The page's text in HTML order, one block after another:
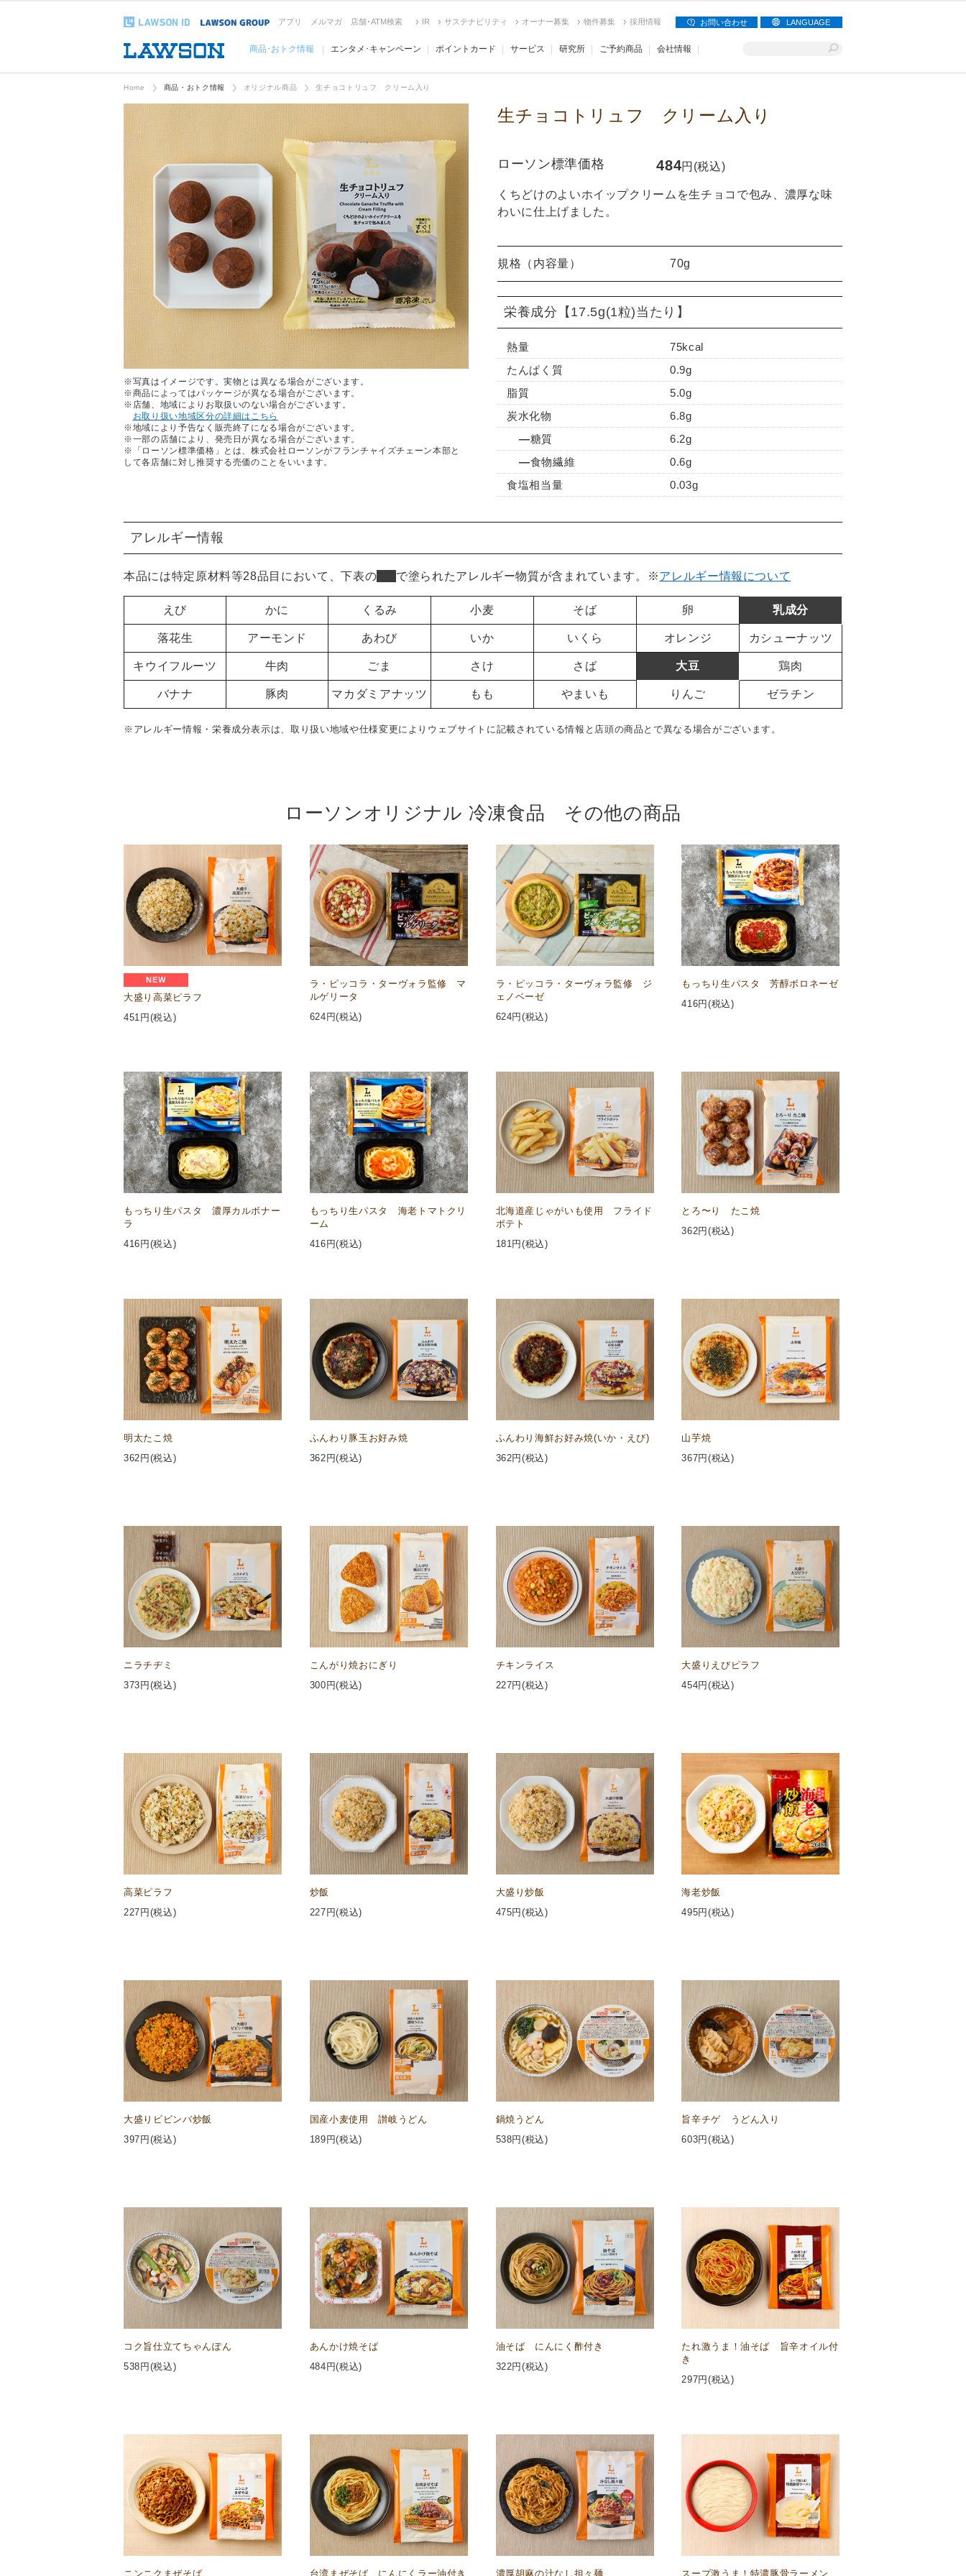
アプリ メルマガ 店舗･ATM検索 IR サステナビリティ オーナー募集 物件募集 採用情報 お問い合わせ LANGUAGE
商品･おトク情報 エンタメ･キャンペーン ポイントカード サービス 研究所 ご予約商品 会社情報
Home 商品・おトク情報 オリジナル商品 生チョコトリュフ クリーム入り
※写真はイメージです。実物とは異なる場合がございます。
※商品によってはパッケージが異なる場合がございます。
※店舗、地域によりお取扱いのない場合がございます。
お取り扱い地域区分の詳細はこちら
※地域により予告なく販売終了になる場合がございます。
※一部の店舗により、発売日が異なる場合がございます。
※「ローソン標準価格」とは、株式会社ローソンがフランチャイズチェーン本部と
して各店舗に対し推奨する売価のことをいいます。
生チョコトリュフ クリーム入り
ローソン標準価格 484円(税込)
くちどけのよいホイップクリームを生チョコで包み、濃厚な味
わいに仕上げました。
規格（内容量） 70g
栄養成分 【17.5g(1粒)当たり】
熱量
75kcal
たんぱく質
0.9g
脂質
5.0g
炭水化物
6.8g
糖質
6.2g
食物繊維
0.6g
食塩相当量
0.03g
アレルギー情報
本品には特定原材料等28品目において、下表の で塗られたアレルギー物質が含まれています。 ※アレルギー情報について
えび かに くるみ 小麦 そば 卵 乳成分
落花生 アーモンド あわび いか いくら オレンジ カシューナッツ
キウイフルーツ 牛肉 ごま さけ さば 大豆 鶏肉
バナナ 豚肉 マカダミアナッツ もも やまいも りんご ゼラチン
※アレルギー情報・栄養成分表示は、取り扱い地域や仕様変更によりウェブサイトに記載されている情報と店頭の商品とで異なる場合がございます。
ローソンオリジナル 冷凍食品 その他の商品
NEW
大盛り高菜ピラフ
451 円(税込)
ラ・ピッコラ・ターヴォラ監修 マ
ルゲリータ
624 円(税込)
ラ・ピッコラ・ターヴォラ監修 ジ
ェノベーゼ
624円(税込)
もっちり生パスタ 芳醇ボロネーゼ
416円(税込)
もっちり生パスタ 濃厚カルボナー
ラ
416 円(税込)
もっちり生パスタ 海老トマトクリ
ーム
416 円(税込)
北海道産じゃがいも使用 フライド
ポテト
181円(税込)
とろ〜り たこ焼
362円(税込)
明太たこ焼
362 円(税込)
ふんわり豚玉お好み焼
362 円(税込)
ふんわり海鮮お好み焼(いか・えび)
362円(税込)
山芋焼
367円(税込)
ニラチヂミ
373 円(税込)
こんがり焼おにぎり
300 円(税込)
チキンライス
227円(税込)
大盛りえびピラフ
454円(税込)
高菜ピラフ
227 円(税込)
炒飯
227 円(税込)
大盛り炒飯
475円(税込)
海老炒飯
495円(税込)
大盛りビビンバ炒飯
397 円(税込)
国産小麦使用 讃岐うどん
189 円(税込)
鍋焼うどん
538円(税込)
旨辛チゲ うどん入り
603円(税込)
コク旨仕立てちゃんぽん
538 円(税込)
あんかけ焼そば
484 円(税込)
油そば にんにく酢付き
322円(税込)
たれ激うま！油そば 旨辛オイル付
き
297円(税込)
ニンニクまぜそば 台湾まぜそば にんにくラー油付き 濃厚胡麻の汁なし担々麺 スープ激うま！特濃豚骨ラーメン